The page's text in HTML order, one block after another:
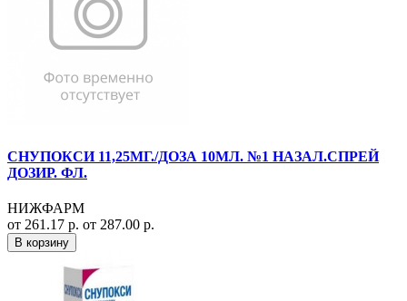
СНУПОКСИ 11,25МГ./ДОЗА 10МЛ. №1 НАЗАЛ.СПРЕЙ
ДОЗИР. ФЛ.
НИЖФАРМ
от 261.17 р. от 287.00 р.
В корзину